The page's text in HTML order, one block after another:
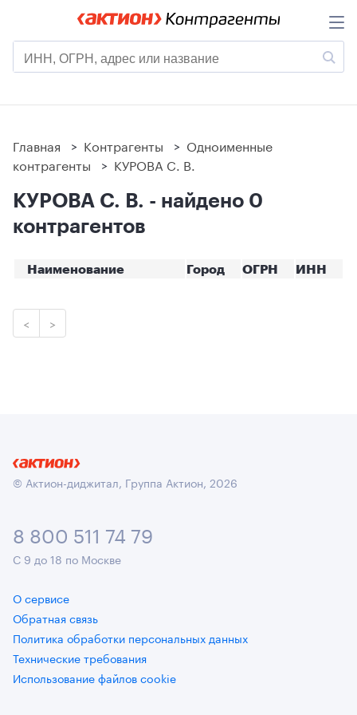
Главная > Контрагенты > Одноименные
контрагенты > КУРОВА С. В.
КУРОВА С. В. - найдено 0
контрагентов
Наименование Город ОГРН ИНН
< >
© Актион-диджитал, Группа Актион, 2026
8 800 511 74 79
С 9 до 18 по Москве
О сервисе
Обратная связь
Политика обработки персональных данных
Технические требования
Использование файлов cookie